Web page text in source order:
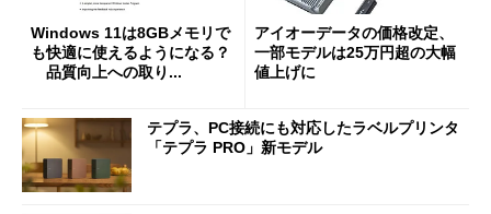
Windows 11は8GBメモリで
も快適に使えるようになる？
品質向上への取り...
アイオーデータの価格改定、
一部モデルは25万円超の大幅
値上げに
テプラ、PC接続にも対応したラベルプリンタ
「テプラ PRO」新モデル